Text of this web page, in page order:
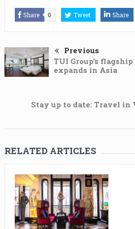
Share 0 Tweet Share
Previous
TUI Group’s
expands in Asia
Stay up to date: Travel in
RELATED ARTICLES